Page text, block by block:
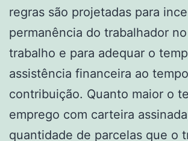
regras são projetadas para
permanência do trabalhador
trabalho e para adequar o
assistência financeira ao
contribuição. Quanto maior o
emprego com carteira
quantidade de parcelas que o